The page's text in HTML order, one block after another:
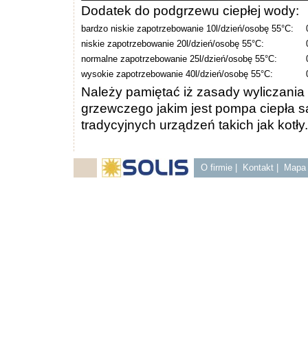
Dodatek do podgrzewu ciepłej wody:
bardzo niskie zapotrzebowanie 10l/dzień/osobę 55°C:
niskie zapotrzebowanie 20l/dzień/osobę 55°C:
normalne zapotrzebowanie 25l/dzień/osobę 55°C:
wysokie zapotrzebowanie 40l/dzień/osobę 55°C:
Należy pamiętać iż zasady
grzewczego jakim jest pompa ciepła
tradycyjnych urządzeń takich jak kotły.
O firmie Kontakt